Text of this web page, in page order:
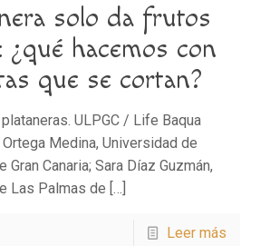
solo da frutos
¿qué hacemos con
que se cortan?
ULPGC / Life Baqua
Medina, Universidad de
Gran Canaria; Sara Díaz Guzmán,
Las Palmas de […]
Leer más